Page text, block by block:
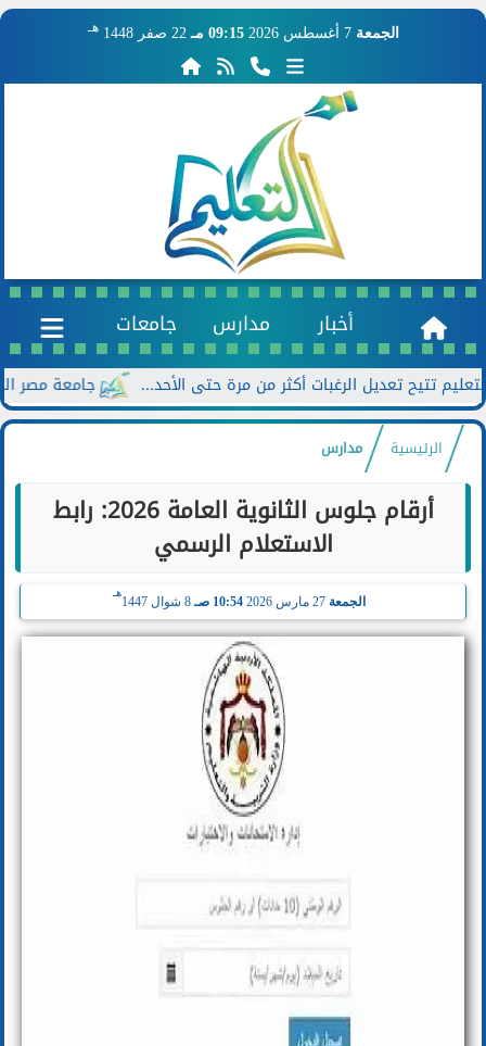
الجمعة 7 أغسطس 2026 09:15 مـ 22 صفر 1448 هـ
أخبار مدارس جامعات
جامعة مصر الجديدة تعلن
الرئيسية مدارس
أرقام جلوس الثانوية العامة 2026: رابط
الاستعلام الرسمي
الجمعة 27 مارس 2026 10:54 صـ 8 شوال 1447
هـ